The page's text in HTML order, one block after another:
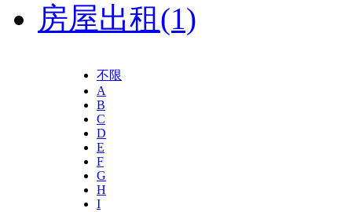
房屋出租(1)
不限
A
B
C
D
E
F
G
H
I